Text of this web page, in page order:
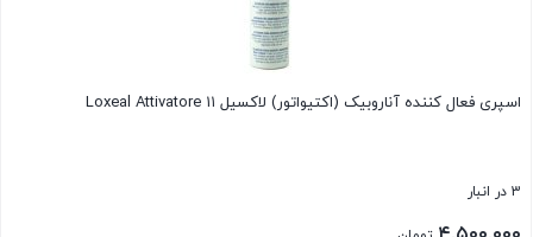
اسپری فعال کننده آناروبیک (اکتیواتور) لاکسیل ۱۱ Loxeal Attivatore
3 در انبار